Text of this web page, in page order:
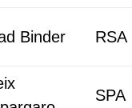
Binder RSA
SPA